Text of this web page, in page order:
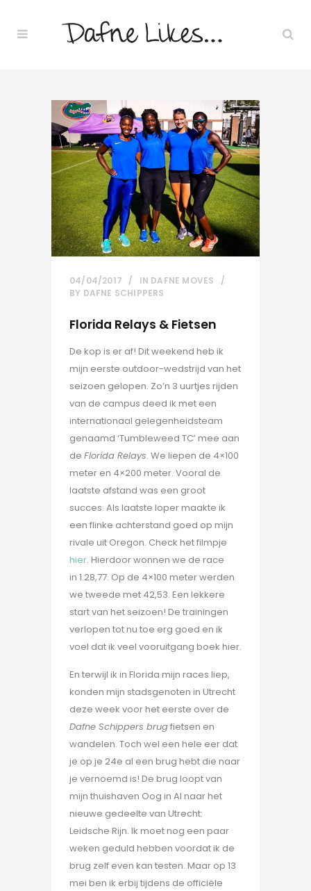
04/04/2017 IN DAFNE MOVES
BY DAFNE SCHIPPERS
Florida Relays & Fietsen
De kop is er af! Dit weekend heb ik
mijn eerste outdoor-wedstrijd van het
seizoen gelopen. Zo’n 3 uurtjes rijden
van de campus deed ik met een
internationaal gelegenheidsteam
genaamd ‘Tumbleweed TC’ mee aan
de Florida Relays. We liepen de 4×100
meter en 4×200 meter. Vooral de
laatste afstand was een groot
succes. Als laatste loper maakte ik
een flinke achterstand goed op mijn
rivale uit Oregon. Check het filmpje
hier. Hierdoor wonnen we de race
in 1.28,77. Op de 4×100 meter werden
we tweede met 42,53. Een lekkere
start van het seizoen! De trainingen
verlopen tot nu toe erg goed en ik
voel dat ik veel vooruitgang boek hier.
En terwijl ik in Florida mijn races liep,
konden mijn stadsgenoten in Utrecht
deze week voor het eerste over de
Dafne Schippers brugfietsen en
wandelen. Toch wel een hele eer dat
je op je 24e al een brug hebt die naar
je vernoemd is! De brug loopt van
mijn thuishaven Oog in Al naar het
nieuwe gedeelte van Utrecht:
Leidsche Rijn. Ik moet nog een paar
weken geduld hebben voordat ik de
brug zelf even kan testen. Maar op 13
mei ben ik erbij tijdens de officiële